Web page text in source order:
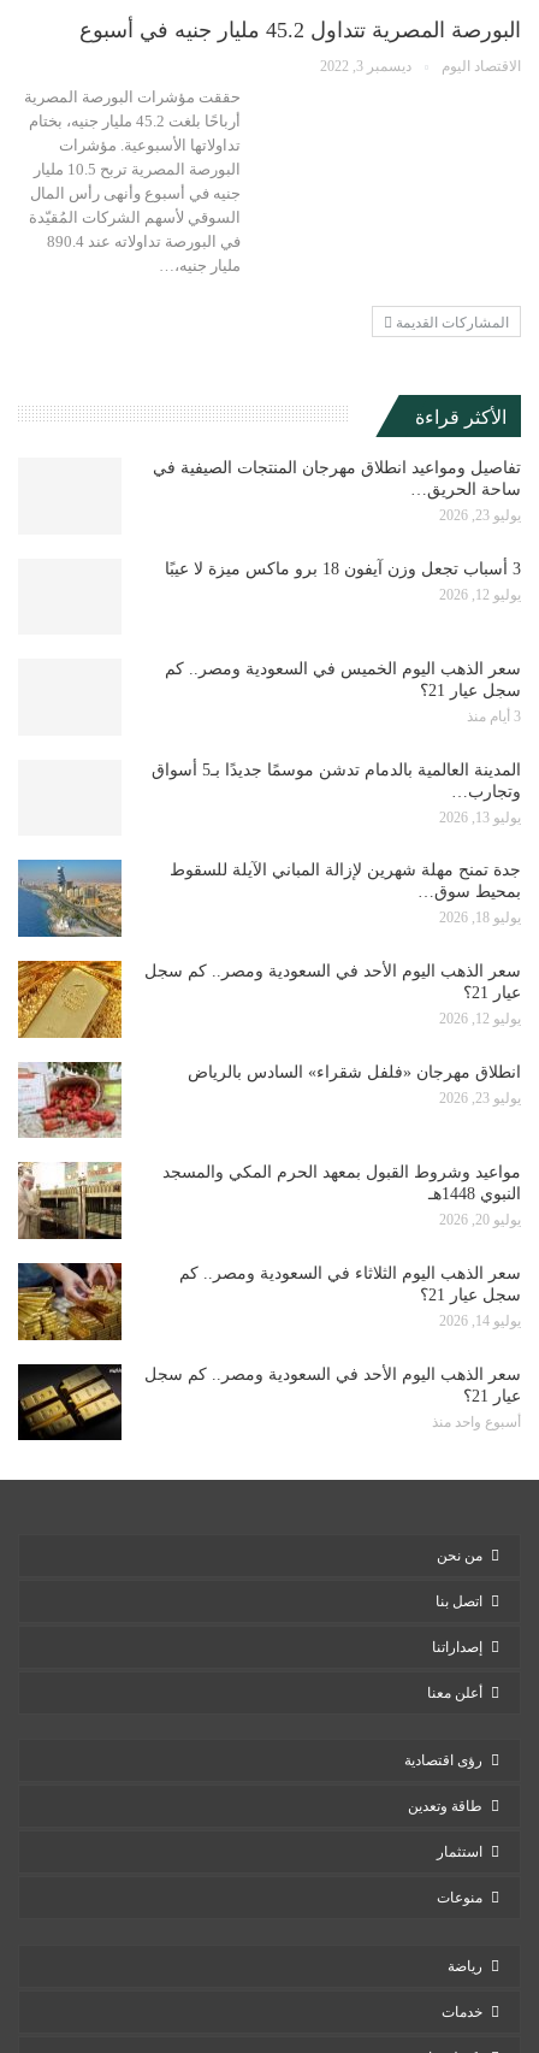
البورصة المصرية تتداول 45.2 مليار جنيه في أسبوع
الاقتصاد اليوم ديسمبر 3, 2022
حققت مؤشرات البورصة المصرية
أرباحًا بلغت 45.2 مليار جنيه، بختام
تداولاتها الأسبوعية. مؤشرات
البورصة المصرية تربح 10.5 مليار
جنيه في أسبوع وأنهى رأس المال
السوقي لأسهم الشركات المُقيّدة
في البورصة تداولاته عند 890.4
مليار جنيه،…
المشاركات القديمة
الأكثر قراءة
تفاصيل ومواعيد انطلاق مهرجان المنتجات الصيفية في
ساحة الحريق…
يوليو 23, 2026
3 أسباب تجعل وزن آيفون 18 برو ماكس ميزة لا عيبًا
يوليو 12, 2026
سعر الذهب اليوم الخميس في السعودية ومصر.. كم
سجل عيار 21؟
3 أيام منذ
المدينة العالمية بالدمام تدشن موسمًا جديدًا بـ5 أسواق
وتجارب…
يوليو 13, 2026
جدة تمنح مهلة شهرين لإزالة المباني الآيلة للسقوط
بمحيط سوق…
يوليو 18, 2026
سعر الذهب اليوم الأحد في السعودية ومصر.. كم سجل
عيار 21؟
يوليو 12, 2026
انطلاق مهرجان «فلفل شقراء» السادس بالرياض
يوليو 23, 2026
مواعيد وشروط القبول بمعهد الحرم المكي والمسجد
النبوي 1448هـ
يوليو 20, 2026
سعر الذهب اليوم الثلاثاء في السعودية ومصر.. كم
سجل عيار 21؟
يوليو 14, 2026
سعر الذهب اليوم الأحد في السعودية ومصر.. كم سجل
عيار 21؟
أسبوع واحد منذ
من نحن
اتصل بنا
إصداراتنا
أعلن معنا
رؤى اقتصادية
طاقة وتعدين
استثمار
منوعات
رياضة
خدمات